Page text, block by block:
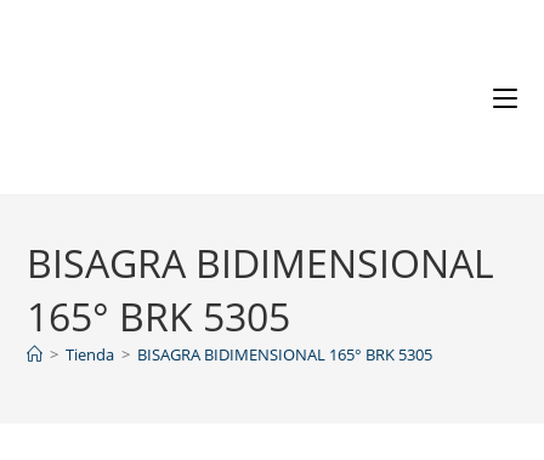
BISAGRA BIDIMENSIONAL
165° BRK 5305
> Tienda > BISAGRA BIDIMENSIONAL 165° BRK 5305